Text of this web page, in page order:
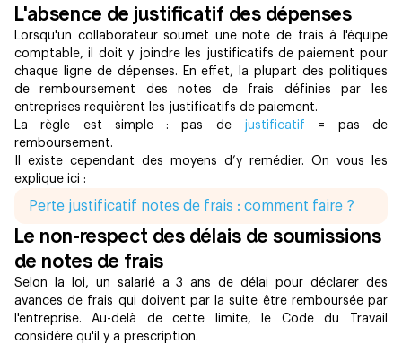
L'absence de justificatif des dépenses
Lorsqu'un collaborateur soumet une note de frais à l'équipe
comptable, il doit y joindre les justificatifs de paiement pour
chaque ligne de dépenses. En effet, la plupart des politiques
de remboursement des notes de frais définies par les
entreprises requièrent les justificatifs de paiement.
La règle est simple : pas de justificatif = pas de
remboursement.
Il existe cependant des moyens d’y remédier. On vous les
explique ici :
Perte justificatif notes de frais : comment faire ?
Le non-respect des délais de soumissions
de notes de frais
Selon la loi, un salarié a 3 ans de délai pour déclarer des
avances de frais qui doivent par la suite être remboursée par
l'entreprise. Au-delà de cette limite, le Code du Travail
considère qu'il y a prescription.